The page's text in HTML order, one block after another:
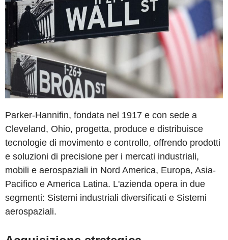
Parker-Hannifin, fondata nel 1917 e con sede a
Cleveland, Ohio, progetta, produce e distribuisce
tecnologie di movimento e controllo, offrendo prodotti
e soluzioni di precisione per i mercati industriali,
mobili e aerospaziali in Nord America, Europa, Asia-
Pacifico e America Latina. L'azienda opera in due
segmenti: Sistemi industriali diversificati e Sistemi
aerospaziali.